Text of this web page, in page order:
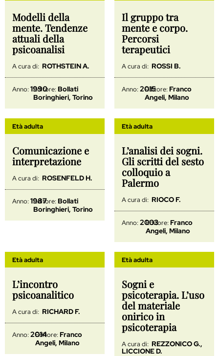
Modelli della
mente. Tendenze
attuali della
psicoanalisi
A cura di: ROTHSTEIN A.
Anno:1990
Editore:Bollati
Boringhieri, Torino
Il gruppo tra
mente e corpo.
Percorsi
terapeutici
A cura di: ROSSI B.
Anno:2015
Editore:Franco
Angeli, Milano
Età adulta
Comunicazione e
interpretazione
A cura di: ROSENFELD H.
Anno:1987
Editore:Bollati
Boringhieri, Torino
Età adulta
L’analisi dei sogni.
Gli scritti del sesto
colloquio a
Palermo
A cura di: RIOCO F.
Anno:2003
Editore:Franco
Angeli, Milano
Età adulta
L’incontro
psicoanalitico
A cura di: RICHARD F.
Anno:2014
Editore:Franco
Angeli, Milano
Età adulta
Sogni e
psicoterapia. L’uso
del materiale
onirico in
psicoterapia
A cura di: REZZONICO G.,
LICCIONE D.